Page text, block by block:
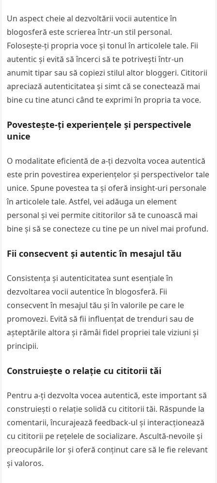
Un aspect cheie al dezvoltării vocii autentice în
blogosferă este scrierea într-un stil personal.
Folosește-ți propria voce și tonul în articolele tale. Fii
autentic și evită să încerci să te potrivești într-un
anumit tipar sau să copiezi stilul altor bloggeri. Cititorii
apreciază autenticitatea și simt că se conectează mai
bine cu tine atunci când te exprimi în propria ta voce.
Povestește-ți experiențele și perspectivele
unice
O modalitate eficientă de a-ți dezvolta vocea autentică
este prin povestirea experiențelor și perspectivelor tale
unice. Spune povestea ta și oferă insight-uri personale
în articolele tale. Astfel, vei adăuga un element
personal și vei permite cititorilor să te cunoască mai
bine și să se conecteze cu tine pe un nivel mai profund.
Fii consecvent și autentic în mesajul tău
Consistența și autenticitatea sunt esențiale în
dezvoltarea vocii autentice în blogosferă. Fii
consecvent în mesajul tău și în valorile pe care le
promovezi. Evită să fii influențat de trenduri sau de
așteptările altora și rămâi fidel propriei tale viziuni și
principii.
Construiește o relație cu cititorii tăi
Pentru a-ți dezvolta vocea autentică, este important să
construiești o relație solidă cu cititorii tăi. Răspunde la
comentarii, încurajează feedback-ul și interacționează
cu cititorii pe rețelele de socializare. Ascultă-nevoile și
preocupările lor și oferă conținut care să le fie relevant
și valoros.